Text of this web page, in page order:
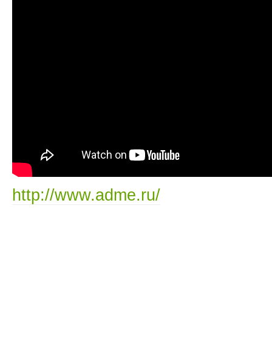
http://www.adme.ru/